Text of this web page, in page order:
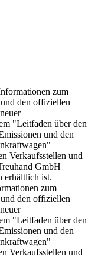
zum
den offiziellen
"Leitfaden über den
und den
Verkaufsstellen und
GmbH
erhältlich ist.
zum
den offiziellen
"Leitfaden über den
und den
Verkaufsstellen und